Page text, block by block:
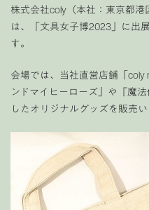
株式会社coly（本社：東京都
は、「文具女子博2023」に出
す。
会場では、当社直営店舗「
ンドマイヒーローズ』や『魔
したオリジナルグッズを販売い